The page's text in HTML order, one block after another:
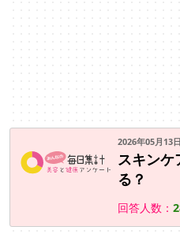
2026年05月13
スキンケ
る？
回答人数：